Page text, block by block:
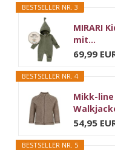
BESTSELLER NR. 3
MIRARI
mit...
69,99
BESTSELLER NR. 4
Mikk-line
54,95
BESTSELLER NR. 5